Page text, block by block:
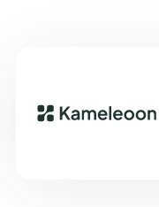
Quick Links